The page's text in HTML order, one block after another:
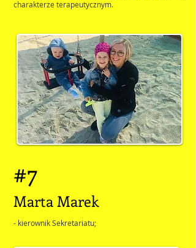
charakterze terapeutycznym.
#7
Marta Marek
- kierownik Sekretariatu;